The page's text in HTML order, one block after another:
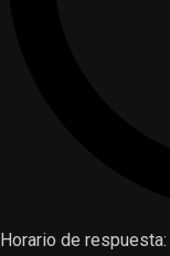
Horario de respuesta: